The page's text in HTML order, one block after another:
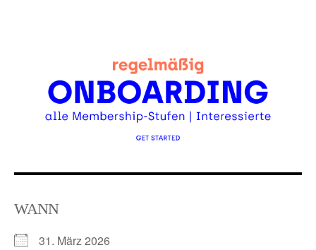
content
WANN
31. März 2026